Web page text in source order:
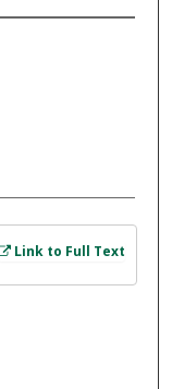
Link to Full Text